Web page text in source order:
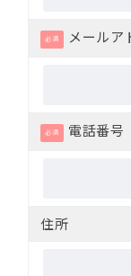
必須 メールア
必須 電話番号
住所